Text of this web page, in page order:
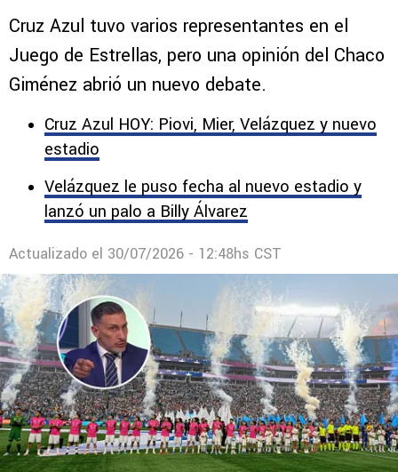
Cruz Azul tuvo varios representantes en el
Juego de Estrellas, pero una opinión del Chaco
Giménez abrió un nuevo debate.
Cruz Azul HOY: Piovi, Mier, Velázquez y nuevo
estadio
Velázquez le puso fecha al nuevo estadio y
lanzó un palo a Billy Álvarez
Actualizado el 30/07/2026 - 12:48hs CST